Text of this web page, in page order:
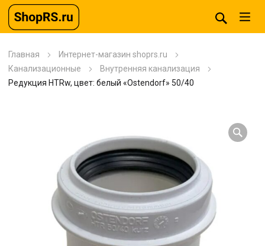
Главная
Интернет-магазин shoprs.ru
Канализационные
Внутренняя канализация
Редукция HTRw, цвет: белый «Ostendorf» 50/40